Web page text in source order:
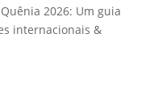
2026: Um guia
internacionais &